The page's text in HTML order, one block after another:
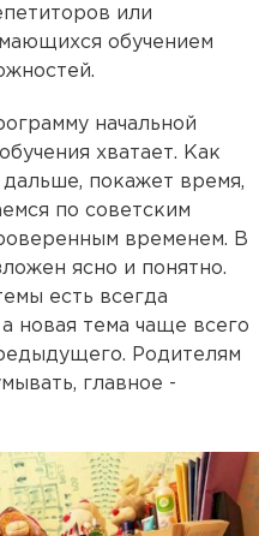
или
обучением
начальной
хватает. Как
дальше, покажет время,
по советским
временем. В
ясно и понятно.
есть всегда
новая тема чаще всего
Родителям
главное -